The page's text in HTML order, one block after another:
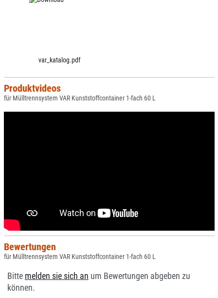
var_katalog.pdf
Produktvideos
für Mülltrennsystem VAR Kunststoffcontainer 1-fach 60 L
Bewertungen
für Mülltrennsystem VAR Kunststoffcontainer 1-fach 60 L
Bitte melden sie sich an um Bewertungen abgeben zu
können.